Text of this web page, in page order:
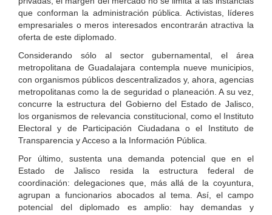
que conforman la administración pública. Activistas, líderes
empresariales o meros interesados encontrarán atractiva la
oferta de este diplomado.
Considerando sólo al sector gubernamental, el área
metropolitana de Guadalajara contempla nueve municipios,
con organismos públicos descentralizados y, ahora, agencias
metropolitanas como la de seguridad o planeación. A su vez,
concurre la estructura del Gobierno del Estado de Jalisco,
los organismos de relevancia constitucional, como el Instituto
Electoral y de Participación Ciudadana o el Instituto de
Transparencia y Acceso a la Información Pública.
Por último, sustenta una demanda potencial que en el
Estado de Jalisco resida la estructura federal de
coordinación: delegaciones que, más allá de la coyuntura,
agrupan a funcionarios abocados al tema. Así, el campo
potencial del diplomado es amplio: hay demandas y